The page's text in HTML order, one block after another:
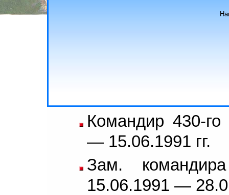
Командир 430-го
— 15.06.1991 гг.
Зам.
15.06.1991 —